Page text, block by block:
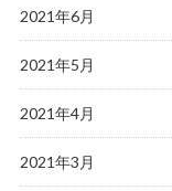
2021年6月
2021年5月
2021年4月
2021年3月